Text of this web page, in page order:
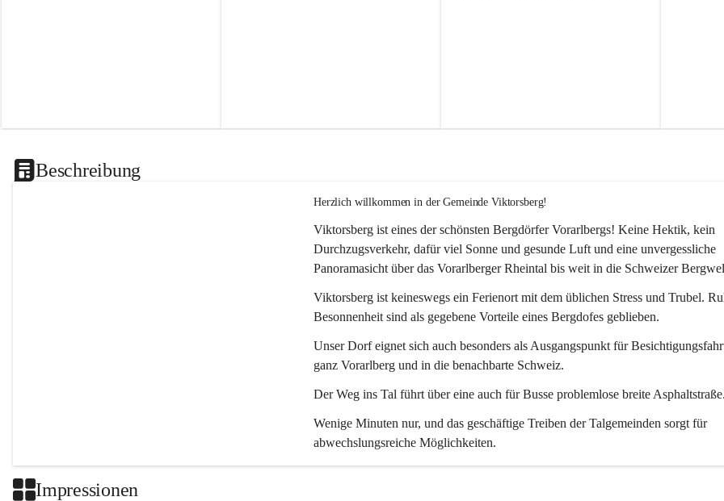
Beschreibung
Herzlich willkommen in der Gemeinde Viktorsberg!
Viktorsberg ist eines der schönsten Bergdörfer Vorarlbergs! Keine Hektik, kein
Durchzugsverkehr, dafür viel Sonne und gesunde Luft und eine unvergessliche
Panoramasicht über das Vorarlberger Rheintal bis weit in die Schweizer
Viktorsberg ist keineswegs ein Ferienort mit dem üblichen Stress und Trubel.
Besonnenheit sind als gegebene Vorteile eines Bergdofes geblieben.
Unser Dorf eignet sich auch besonders als Ausgangspunkt für
ganz Vorarlberg und in die benachbarte Schweiz.
Der Weg ins Tal führt über eine auch für Busse problemlose breite
Wenige Minuten nur, und das geschäftige Treiben der Talgemeinden sorgt für
abwechslungsreiche Möglichkeiten.
Impressionen